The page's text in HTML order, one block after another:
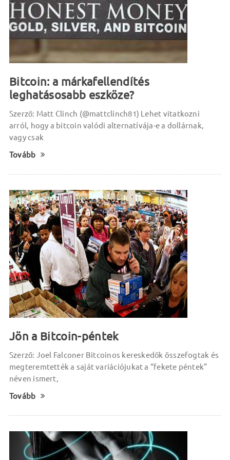
Bitcoin: a márkafellendítés
leghatásosabb eszköze?
Szerző: Matt Clinch (@mattclinch81) Lehet vitatkozni
arról, hogy a bitcoin valódi alternatívája-e a dollárnak,
vagy csak
Tovább
Jön a Bitcoin-péntek
Szerző: Joel Falconer Bitcoinos kereskedők összefogtak és
megteremtették a saját variációjukat a “fekete péntek”
néven ismert,
Tovább